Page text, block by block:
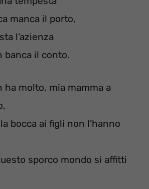
manca il porto,
l’azienza
banca il conto.
ha molto, mia mamma a
bocca ai figli non l’hanno
sporco mondo si affitti